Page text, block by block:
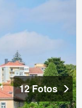
12 Fotos